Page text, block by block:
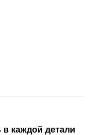
каждой детали